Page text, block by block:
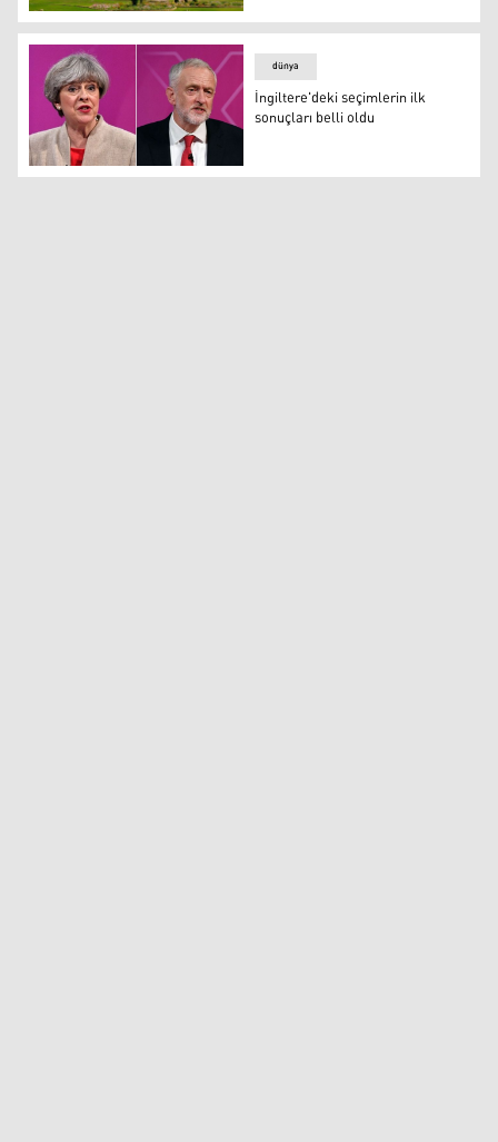
Kürdistan Parlamentosu, genel seçimleri görüşmek
İngiltere'deki seçimlerin ilk sonuçları belli oldu
dünya
İngiltere'deki seçimlerin ilk
sonuçları belli oldu